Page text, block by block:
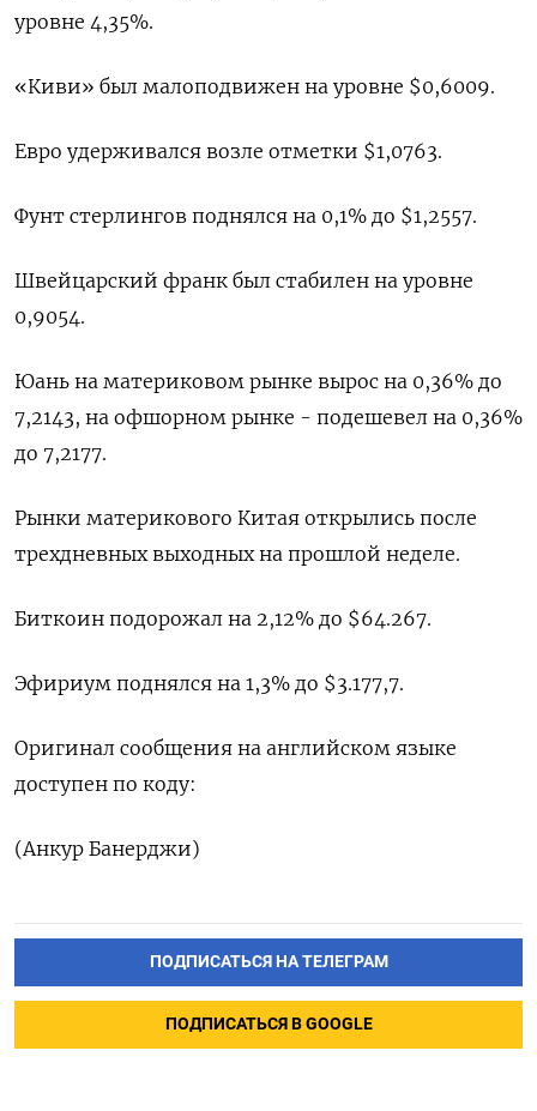
уровне 4,35%.
«Киви» был малоподвижен на уровне $0,6009​.
Евро удерживался возле отметки $1,0763​.
Фунт стерлингов поднялся на 0,1% до $1,2557​.
Швейцарский франк был стабилен на уровне
0,9054​.
Юань на материковом рынке вырос на 0,36% до​
7,2143​, на офшорном рынке - подешевел на 0,36%
до 7,2177.
Рынки материкового Китая открылись после
трехдневных выходных на прошлой неделе.
Биткоин подорожал на 2,12% до $64.267.
Эфириум поднялся на 1,3% до $3.177,7.
Оригинал сообщения на английском языке
доступен по коду:
(Анкур Банерджи)
ПОДПИСАТЬСЯ НА ТЕЛЕГРАМ
ПОДПИСАТЬСЯ В GOOGLE